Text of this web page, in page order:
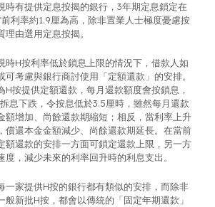
時有提供定息按揭的銀行，3年期定息鎖定在
利率約1.9厘為高，除非置業人士極度憂慮按
由選用定息按揭。
時H按利率低於鎖息上限的情況下，借款人如
考慮與銀行商討使用「定額還款」的安排。
H按提供定額還款，每月還款額度會按鎖息，
息下跌，令按息低於3.5厘時，雖然每月還款
額增加、尚餘還款期縮短；相反，當利率上升
償還本金金額減少、尚餘還款期延長。在當前
額還款的安排一方面可鎖定還款上限，另一方
，減少未來的利率回升時的利息支出。
一家提供H按的銀行都有類似的安排，而除非
般新批H按，都會以傳統的「固定年期還款」